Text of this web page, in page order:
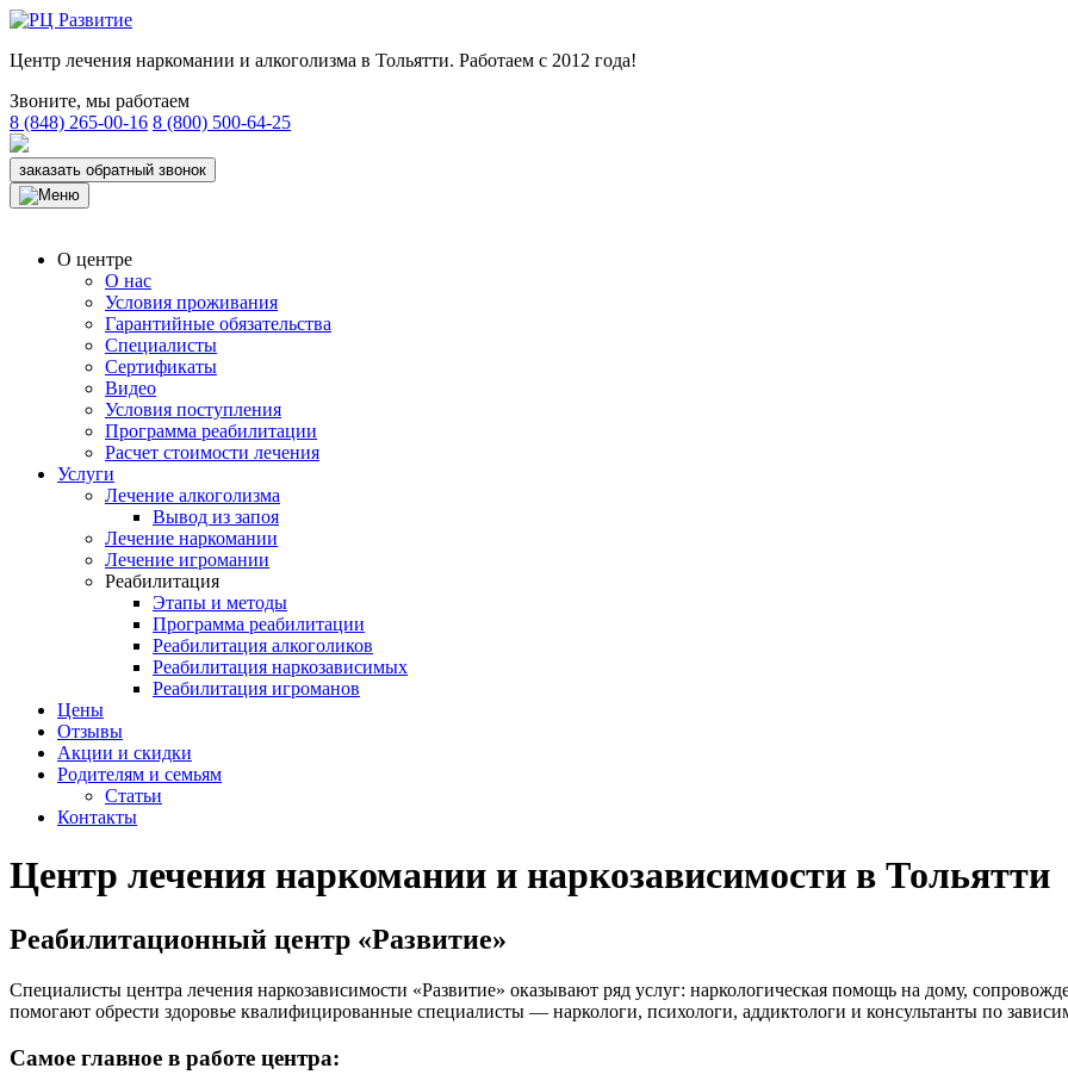
Центр лечения наркомании и алкоголизма в Тольятти. Работаем с 2012 года!
Звоните, мы работаем
8 (848) 265-00-16 8 (800) 500-64-25
заказать обратный звонок
О центре
О нас
Условия проживания
Гарантийные обязательства
Специалисты
Сертификаты
Видео
Условия поступления
Программа реабилитации
Расчет стоимости лечения
Услуги
Лечение алкоголизма
Вывод из запоя
Лечение наркомании
Лечение игромании
Реабилитация
Этапы и методы
Программа реабилитации
Реабилитация алкоголиков
Реабилитация наркозависимых
Реабилитация игроманов
Цены
Отзывы
Акции и скидки
Родителям и семьям
Статьи
Контакты
Центр лечения наркомании и наркозависимости в Тольятти
Реабилитационный центр «Развитие»
Специалисты центра лечения наркозависимости «Развитие» оказывают ряд услуг: наркологическая помощь на дому,
помогают обрести здоровье квалифицированные специалисты — наркологи, психологи, аддиктологи и консультанты по
Самое главное в работе центра: